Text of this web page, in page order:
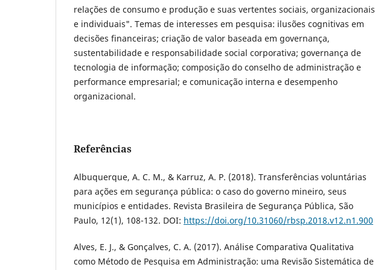
relações de consumo e produção e suas vertentes sociais, organizacionais
e individuais". Temas de interesses em pesquisa: ilusões cognitivas em
decisões financeiras; criação de valor baseada em governança,
sustentabilidade e responsabilidade social corporativa; governança de
tecnologia de informação; composição do conselho de administração e
performance empresarial; e comunicação interna e desempenho
organizacional.
Referências
Albuquerque, A. C. M., & Karruz, A. P. (2018). Transferências voluntárias
para ações em segurança pública: o caso do governo mineiro, seus
municípios e entidades. Revista Brasileira de Segurança Pública, São
Paulo, 12(1), 108-132. DOI: https://doi.org/10.31060/rbsp.2018.v12.n1.900
Alves, E. J., & Gonçalves, C. A. (2017). Análise Comparativa Qualitativa
como Método de Pesquisa em Administração: uma Revisão Sistemática de